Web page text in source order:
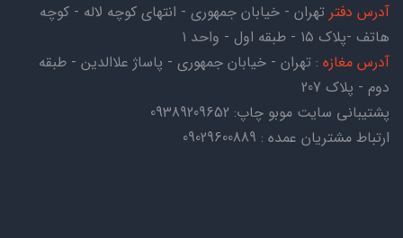
آدرس دفتر تهران - خیابان جمهوری - انتهای کوچه لاله - کوچه
هاتف -پلاک ۱۵ - طبقه اول - واحد ۱
آدرس مغازه : تهران - خیابان جمهوری - پاساژ علاالدین - طبقه
دوم - پلاک 207
پشتیبانی سایت موبو چاپ: 09389209652
ارتباط مشتریان عمده : 09029600889